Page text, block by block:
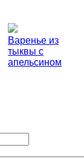
Варенье из
тыквы с
апельсином